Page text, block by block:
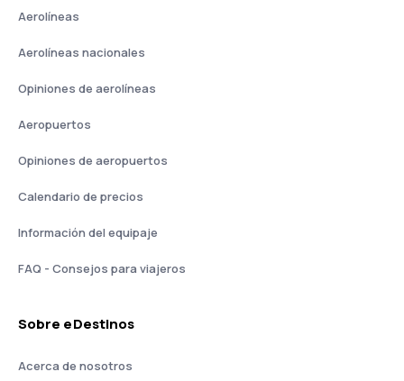
Aerolíneas
Aerolíneas nacionales
Opiniones de aerolíneas
Aeropuertos
Opiniones de aeropuertos
Calendario de precios
Información del equipaje
FAQ - Consejos para viajeros
Sobre eDestinos
Acerca de nosotros